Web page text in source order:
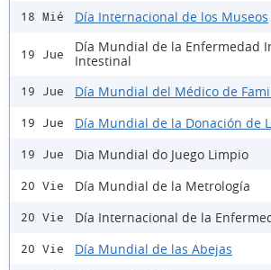
18 Mié Día Internacional de los Museos
19 Jue
Día Mundial de la Enfermedad
Intestinal
19 Jue Día Mundial del Médico de
19 Jue Día Mundial de la Donación de
19 Jue Dia Mundial do Juego Limpio
20 Vie Día Mundial de la Metrología
20 Vie Día Internacional de la
20 Vie Día Mundial de las Abejas